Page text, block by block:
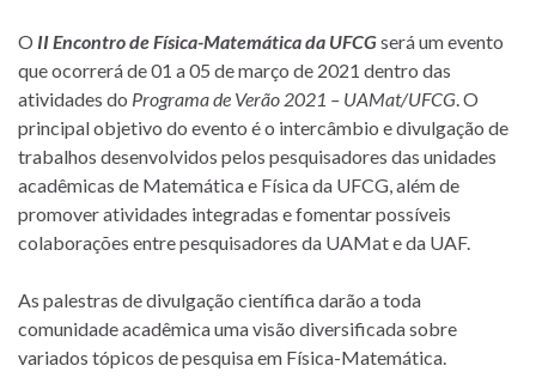
O II Encontro de Física-Matemática da UFCGserá um evento
que ocorrerá de 01 a 05 de março de 2021 dentro das
atividades do Programa de Verão 2021 – UAMat/UFCG . O
principal objetivo do evento é o intercâmbio e divulgação de
trabalhos desenvolvidos pelos pesquisadores das unidades
acadêmicas de Matemática e Física da UFCG, além de
promover atividades integradas e fomentar possíveis
colaborações entre pesquisadores da UAMat e da UAF.
As palestras de divulgação científica darão a toda
comunidade acadêmica uma visão diversificada sobre
variados tópicos de pesquisa em Física-Matemática.